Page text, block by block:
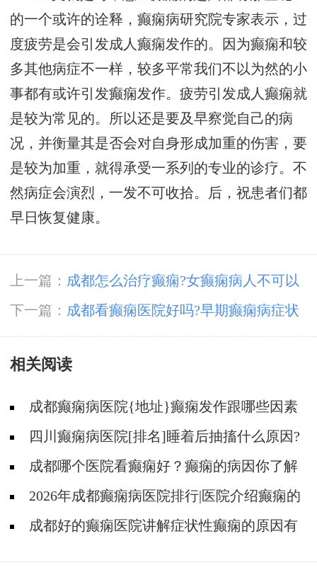
的一个或许的诠释，癫痫病研究院专家表示，过
度疲劳是会引发成人癫痫发作的。因为癫痫和较
多其他病症不一样，较多平常我们不以为然的小
事都有或许引发癫痫发作。疲劳引发成人癫痫就
是较为常见的。所以还是要及早察觉自己的病
况，并衡量其是否会对自身形成加重的伤害，要
是较为加重，就得承受一系列的专业的诊疗。不
然病症会演烈，一发不可收拾。后，祝患者们都
早日恢复健康。
上一篇： 成都怎么治疗癫痫?女癫痫病人不可以
吃什么?
下一篇： 成都看癫痫医院好吗?早期癫痫病症状
表现?
相关阅读
成都癫痫病医院{地址}癫痫发作跟哪些因素
有关?四川癫痫病医院[排名]睡着后抽搐什么原因?
成都哪个医院看癫痫好？癫痫的病因你了解
吗?2026年成都癫痫病医院排行|医院介绍癫痫的
由来！成都好的癫痫医院讲解症状性癫痫的原因有